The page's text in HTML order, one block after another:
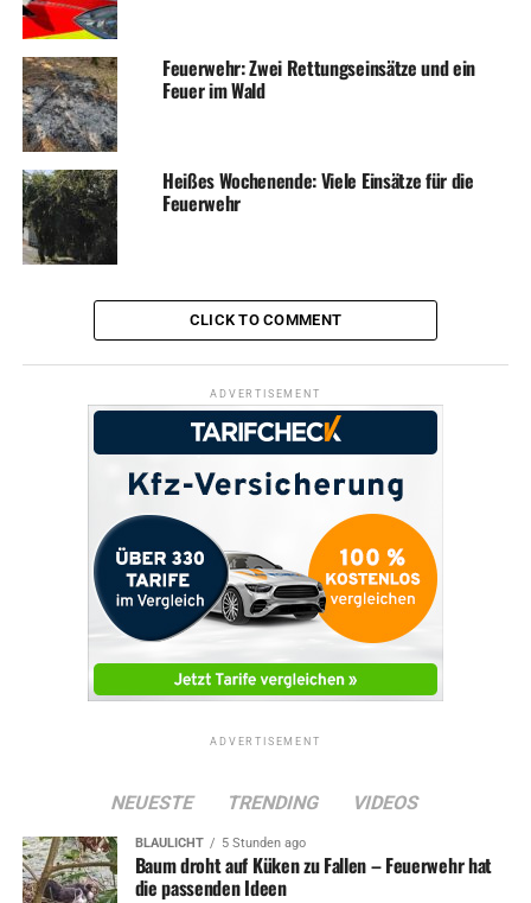
DON'T MISS
Mit dem Wochenmarkt-Kochbuch kulinarisch durch die
Jahreszeiten
Feuerwehr: Zwei Rettungseinsätze und ein
Feuer im Wald
Heißes Wochenende: Viele Einsätze für die
Feuerwehr
CLICK TO COMMENT
ADVERTISEMENT
ADVERTISEMENT
NEUESTE TRENDING VIDEOS
BLAULICHT 5 Stunden ago
Baum droht auf Küken zu Fallen – Feuerwehr hat
die passenden Ideen